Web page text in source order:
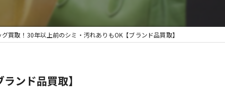
遺品整理
買取！30年以上前のシミ・汚れありもOK【ブランド品買取】
ンド品買取】